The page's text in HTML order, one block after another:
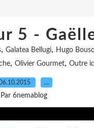
5 -
, Galatea Bellugi, Hugo
, Olivier Gourmet, Outre
…
Par 6nemablog